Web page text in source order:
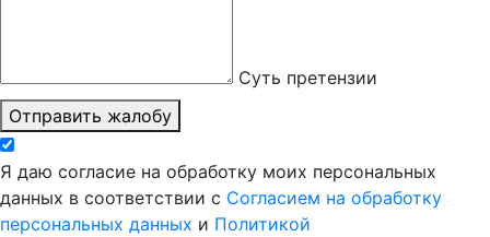
Суть претензии
Отправить жалобу
Я даю согласие на обработку моих персональных
данных в соответствии с Согласием на обработку
персональных данных и Политикой